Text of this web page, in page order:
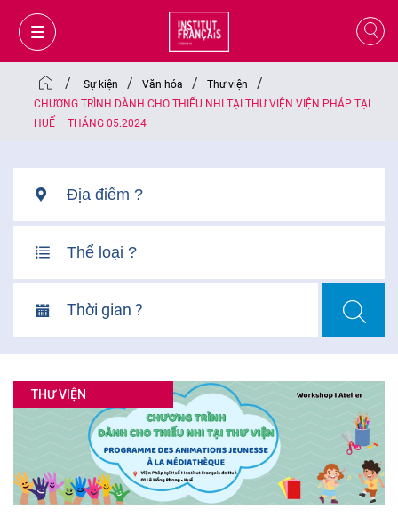
VI
FR
/ Sự kiện / Văn hóa / Thư viện /
CHƯƠNG TRÌNH DÀNH CHO THIẾU NHI TẠI THƯ VIỆN VIỆN PHÁP TẠI
HUẾ – THÁNG 05.2024
Thời gian ?
THƯ VIỆN